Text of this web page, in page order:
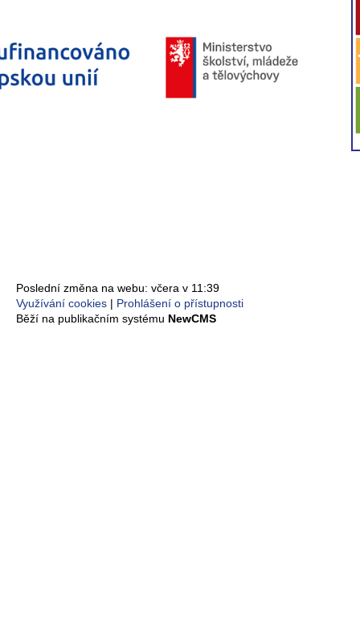
Poslední změna na webu: včera v 11:39
Využívání cookies
Prohlášení o přístupnosti
Běží na publikačním systému NewCMS